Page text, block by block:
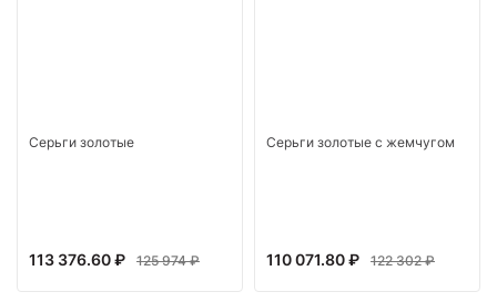
Серьги золотые
113 376.60 ₽ 125 974 ₽
Серьги золотые с жемчугом
110 071.80 ₽ 122 302 ₽